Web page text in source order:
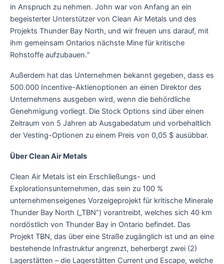
in Anspruch zu nehmen. John war von Anfang an ein
begeisterter Unterstützer von Clean Air Metals und des
Projekts Thunder Bay North, und wir freuen uns darauf, mit
ihm gemeinsam Ontarios nächste Mine für kritische
Rohstoffe aufzubauen.“
Außerdem hat das Unternehmen bekannt gegeben, dass es
500.000 Incentive-Aktienoptionen an einen Direktor des
Unternehmens ausgeben wird, wenn die behördliche
Genehmigung vorliegt. Die Stock Options sind über einen
Zeitraum von 5 Jahren ab Ausgabedatum und vorbehaltlich
der Vesting-Optionen zu einem Preis von 0,05 $ ausübbar.
Über Clean Air Metals
Clean Air Metals ist ein Erschließungs- und
Explorationsunternehmen, das sein zu 100 %
unternehmenseigenes Vorzeigeprojekt für kritische Minerale
Thunder Bay North („TBN“) vorantreibt, welches sich 40 km
nordöstlich von Thunder Bay in Ontario befindet. Das
Projekt TBN, das über eine Straße zugänglich ist und an eine
bestehende Infrastruktur angrenzt, beherbergt zwei (2)
Lagerstätten – die Lagerstätten Current und Escape, welche